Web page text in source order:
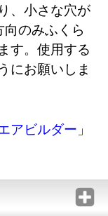
、小さな穴が
のみふくら
す。使用する
にお願いしま
アビルダー 」